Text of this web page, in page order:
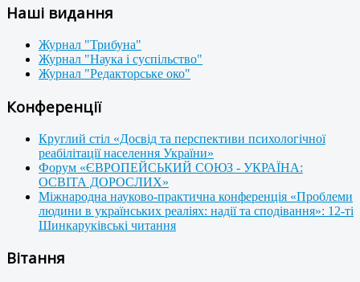
Наші видання
Журнал "Трибуна"
Журнал "Наука і суспільство"
Журнал "Редакторське око"
Конференції
Круглий стіл «Досвід та перспективи психологічної
реабілітації населення України»
Форум «ЄВРОПЕЙСЬКИЙ СОЮЗ - УКРАЇНА:
ОСВІТА ДОРОСЛИХ»
Міжнародна науково-практична конференція «Проблеми
людини в українських реаліях: надії та сподівання»: 12-ті
Шинкаруківські читання
Вітання